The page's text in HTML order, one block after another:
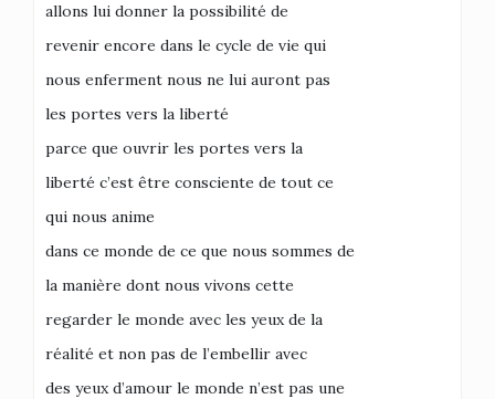
allons lui donner la possibilité de
revenir encore dans le cycle de vie qui
nous enferment nous ne lui auront pas
les portes vers la liberté
parce que ouvrir les portes vers la
liberté c’est être consciente de tout ce
qui nous anime
dans ce monde de ce que nous sommes de
la manière dont nous vivons cette
regarder le monde avec les yeux de la
réalité et non pas de l’embellir avec
des yeux d’amour le monde n’est pas une